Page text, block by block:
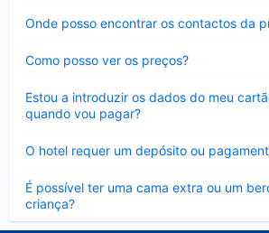
Onde posso encontrar os contactos da
fechado
Como posso ver os preços?
fechado
Estou a introduzir os dados do meu
quando vou pagar?
fechado
O hotel requer um depósito ou
fechado
É possível ter uma cama extra ou um
criança?
Elemento
fechado